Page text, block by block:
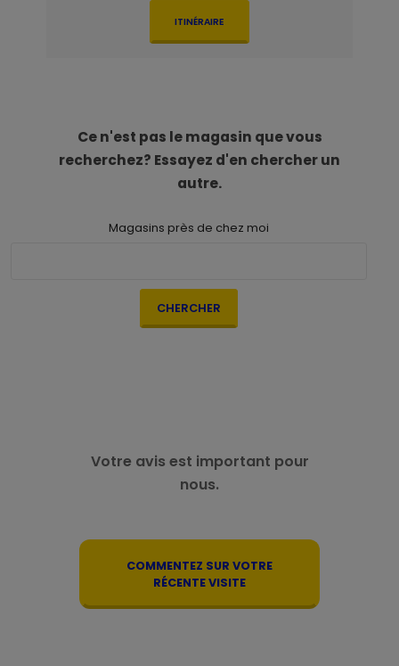
ITINÉRAIRE
Ce n'est pas le magasin que vous
recherchez? Essayez d'en chercher un
autre.
Magasins près de chez moi
CHERCHER
Votre avis est important pour
nous.
COMMENTEZ SUR VOTRE
RÉCENTE VISITE